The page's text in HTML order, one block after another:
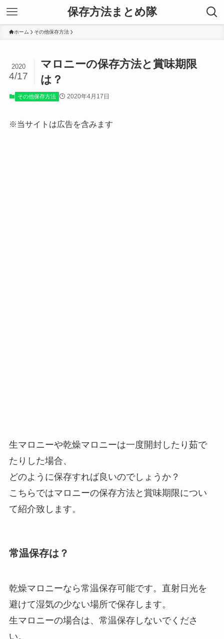
保存方法まとめ隊
ホーム その他保存方法
マロニーの保存方法と賞味期限
は？
2020
4/17
その他保存方法 2020年4月17日
※当サイトは広告を含みます
生マロニーや乾燥マロニーは一度開封したり茹で
たりした場合、
どのように保存すれば良いのでしょうか？
こちらではマロニーの保存方法と賞味期限につい
て紹介致します。
常温保存は？
乾燥マロニーなら常温保存可能です。直射日光を
避けて湿気の少ない場所で保存します。
生マロニーの場合は、常温保存しないでくださ
い。